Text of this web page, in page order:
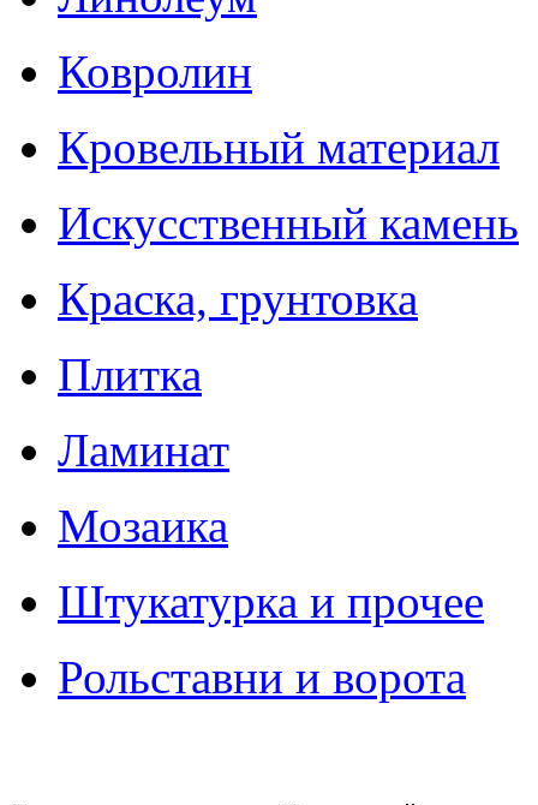
Ковролин
Кровельный материал
Искусственный камень
Краска, грунтовка
Плитка
Ламинат
Мозаика
Штукатурка и прочее
Рольставни и ворота